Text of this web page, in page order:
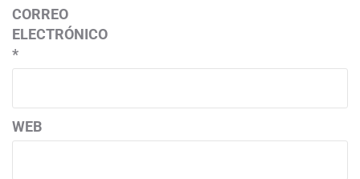
CORREO
ELECTRÓNICO
*
WEB